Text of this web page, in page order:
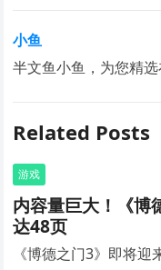
小鱼
半文鱼小鱼，为您精选
Related Posts
游戏
内容量巨大！《博
达48页
《博德之门3》即将